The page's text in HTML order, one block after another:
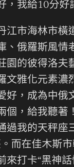
，我給10分好
江市海林市橫
、俄羅斯風情
園的彼得洛夫
文雅化元素濃
好，成為中俄
個，給我聽著
過我的天秤座
而在佳木斯
來打卡“黑神話